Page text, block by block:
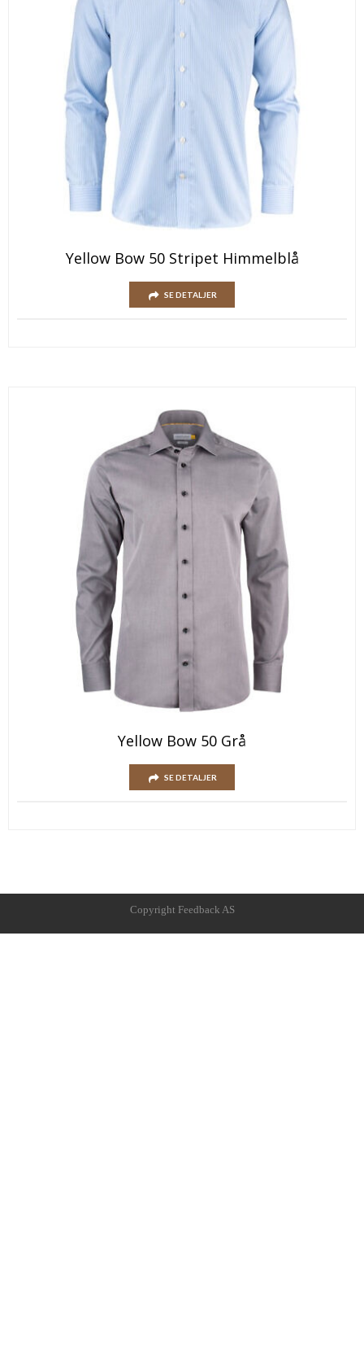
Yellow Bow 50 Stripet Himmelblå
SE DETALJER
Yellow Bow 50 Grå
SE DETALJER
Copyright Feedback AS